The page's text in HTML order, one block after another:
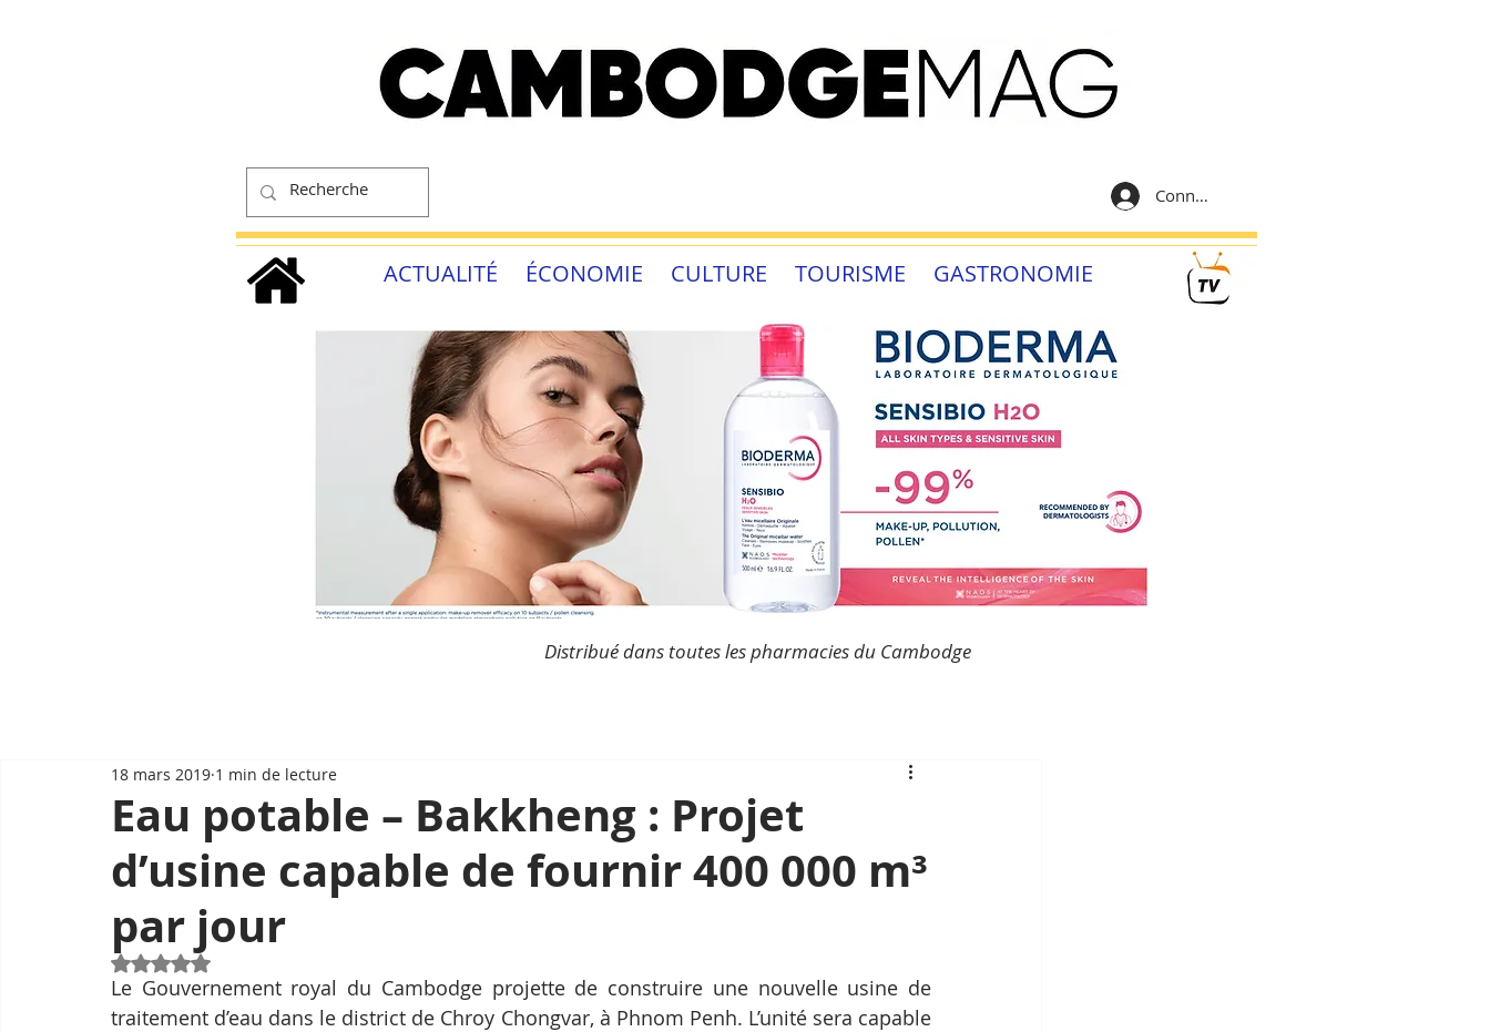
Connexion
ACTUALITÉ ÉCONOMIE CULTURE TOURISME GASTRONOMIE
Distribué dans toutes les pharmacies du Cambodge
Eau potable – Bakkheng : Projet
d’usine capable de fournir 400 000 m³
par jour
18 mars 2019 1 min de lecture
Noté NaN étoiles sur 5.
Le Gouvernement royal du Cambodge projette de construire une nouvelle usine de
traitement d’eau dans le district de Chroy Chongvar, à Phnom Penh. L’unité sera capable